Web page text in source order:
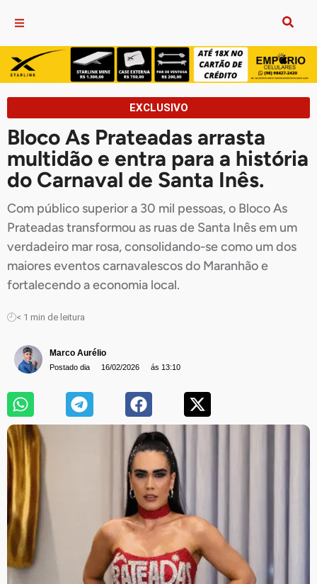
EXCLUSIVO
Bloco As Prateadas arrasta
multidão e entra para a história
do Carnaval de Santa Inês.
Com público superior a 30 mil pessoas, o Bloco As
Prateadas transformou as ruas de Santa Inês em um
verdadeiro mar rosa, consolidando-se como um dos
maiores eventos carnavalescos do Maranhão e
fortalecendo a economia local.
< 1 min de leitura
Marco Aurélio
Postado dia 16/02/2026 ás 13:10